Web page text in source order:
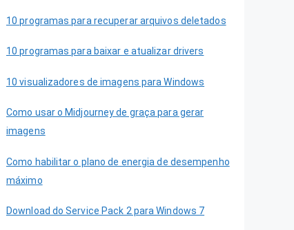
10 programas para recuperar arquivos deletados
10 programas para baixar e atualizar drivers
10 visualizadores de imagens para Windows
Como usar o Midjourney de graça para gerar
imagens
Como habilitar o plano de energia de desempenho
máximo
Download do Service Pack 2 para Windows 7